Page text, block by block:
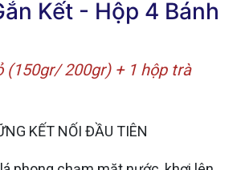
Kết - Hộp 4 Bánh
(150gr/ 200gr) + 1 hộp trà
KẾT NỐI ĐẦU TIÊN